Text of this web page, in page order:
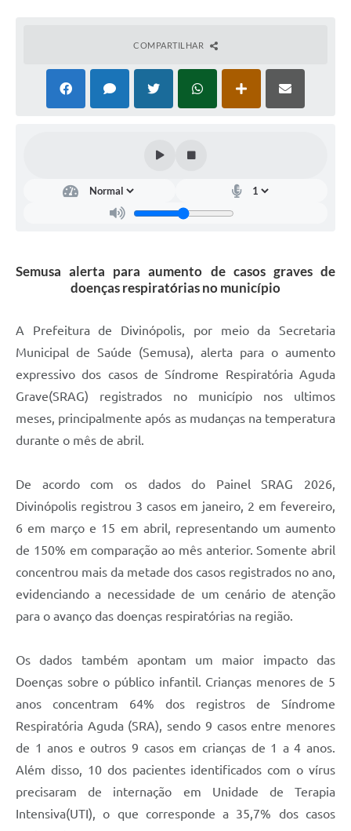
COMPARTILHAR
Semusa alerta para aumento de casos graves de
doenças respiratórias no município
A Prefeitura de Divinópolis, por meio da Secretaria
Municipal de Saúde (Semusa), alerta para o aumento
expressivo dos casos de Síndrome Respiratória Aguda
Grave(SRAG) registrados no município nos ultimos
meses, principalmente após as mudanças na temperatura
durante o mês de abril.
De acordo com os dados do Painel SRAG 2026,
Divinópolis registrou 3 casos em janeiro, 2 em fevereiro,
6 em março e 15 em abril, representando um aumento
de 150% em comparação ao mês anterior. Somente abril
concentrou mais da metade dos casos registrados no ano,
evidenciando a necessidade de um cenário de atenção
para o avanço das doenças respiratórias na região.
Os dados também apontam um maior impacto das
Doenças sobre o público infantil. Crianças menores de 5
anos concentram 64% dos registros de Síndrome
Respiratória Aguda (SRA), sendo 9 casos entre menores
de 1 anos e outros 9 casos em crianças de 1 a 4 anos.
Além disso, 10 dos pacientes identificados com o vírus
precisaram de internação em Unidade de Terapia
Intensiva(UTI), o que corresponde a 35,7% dos casos